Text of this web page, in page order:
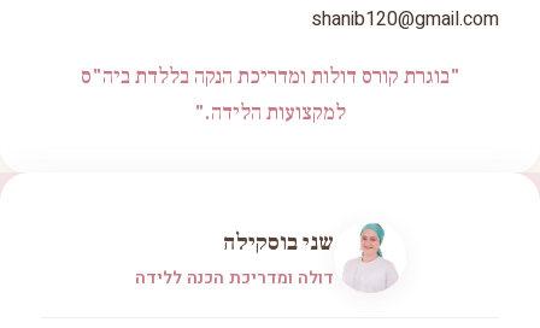
shanib120@gmail.com
"בוגרת קורס דולות ומדריכת הנקה בללדת ביה"ס
למקצועות הלידה."
שני בוסקילה
דולה ומדריכת הכנה ללידה